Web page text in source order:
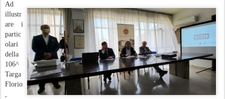
Ad
illustr
are i
partic
olari
della
106^
Targa
Florio
,